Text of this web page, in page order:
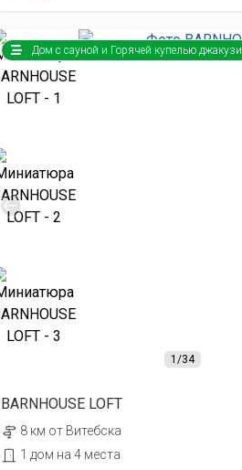
1/34
Дом с сауной и Горячей купелью джакузи
BARNHOUSE LOFT
8 км от Витебска
1 дом на 4 места